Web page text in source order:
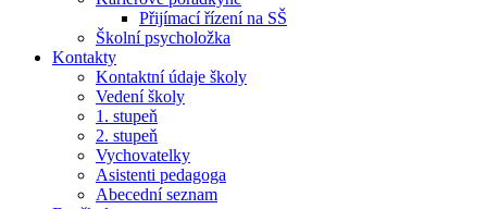
Přijímací řízení na SŠ
Školní psycholožka
Kontakty
Kontaktní údaje školy
Vedení školy
1. stupeň
2. stupeň
Vychovatelky
Asistenti pedagoga
Abecední seznam